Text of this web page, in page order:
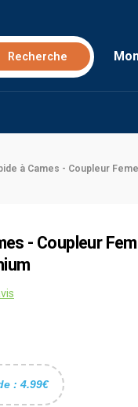
à Cames - Coupleur
- Coupleur
: 4.99€